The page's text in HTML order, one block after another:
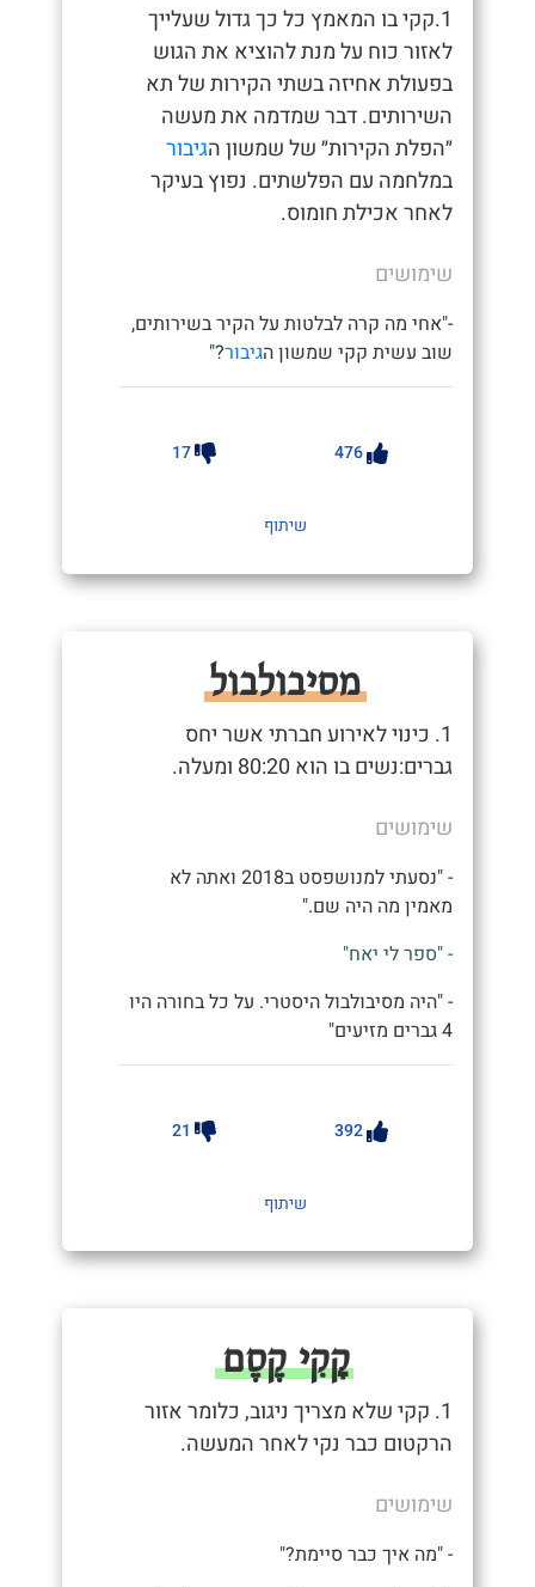
1.קקי בו המאמץ כל כך גדול שעלייך
לאזור כוח על מנת להוציא את הגוש
בפעולת אחיזה בשתי הקירות של תא
השירותים. דבר שמדמה את מעשה
״הפלת הקירות״ של שמשון הגיבור
במלחמה עם הפלשתים. נפוץ בעיקר
לאחר אכילת חומוס.
שימושים
-"אחי מה קרה לבלטות על הקיר בשירותים,
שוב עשית קקי שמשון הגיבור?"
476
17
שיתוף
מסיבולבול
1. כינוי לאירוע חברתי אשר יחס
גברים:נשים בו הוא 80:20 ומעלה.
שימושים
- "נסעתי למנושפסט ב2018 ואתה לא
מאמין מה היה שם."
- "ספר לי יאח"
- "היה מסיבולבול היסטרי. על כל בחורה היו
4 גברים מזיעים"
392
21
שיתוף
קָקִי קֶסֶם
1. קקי שלא מצריך ניגוב, כלומר אזור
הרקטום כבר נקי לאחר המעשה.
שימושים
- "מה איך כבר סיימת?"